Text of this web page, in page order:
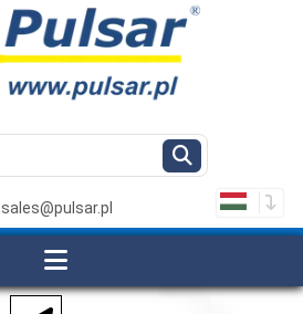
sales@pulsar.pl